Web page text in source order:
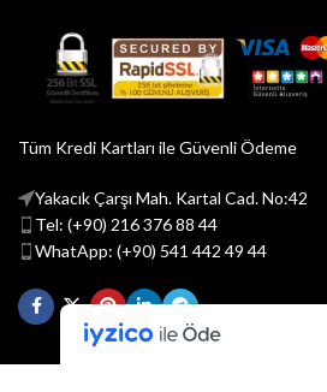
Tüm Kredi Kartları ile Güvenli Ödeme
Yakacık Çarşı Mah. Kartal Cad. No:42
Tel: (+90) 216 376 88 44
WhatApp: (+90) 541 442 49 44